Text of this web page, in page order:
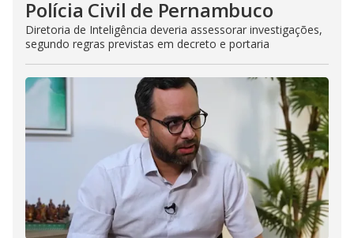
Polícia Civil de Pernambuco
Diretoria de Inteligência deveria assessorar investigações,
segundo regras previstas em decreto e portaria